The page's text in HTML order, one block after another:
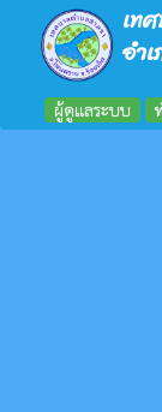
เท
อำ
ผู้ดูแลระบบ